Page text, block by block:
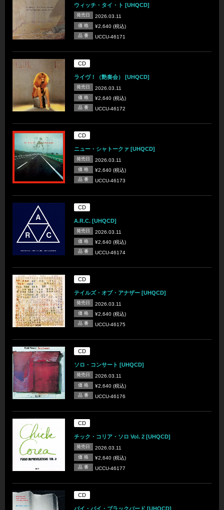
ウィッチ・タイ・ト [UHQCD]
発売日 2026.03.11
価 格 ¥2,640 (税込)
品 番 UCCU-46171
CD
ライヴ！（艶奏会） [UHQCD]
発売日 2026.03.11
価 格 ¥2,640 (税込)
品 番 UCCU-46172
CD
ニュー・シャトークァ [UHQCD]
発売日 2026.03.11
価 格 ¥2,640 (税込)
品 番 UCCU-46173
CD
A.R.C. [UHQCD]
発売日 2026.03.11
価 格 ¥2,640 (税込)
品 番 UCCU-46174
CD
テイルズ・オブ・アナザー [UHQCD]
発売日 2026.03.11
価 格 ¥2,640 (税込)
品 番 UCCU-46175
CD
ソロ・コンサート [UHQCD]
発売日 2026.03.11
価 格 ¥2,640 (税込)
品 番 UCCU-46176
CD
チック・コリア・ソロ Vol. 2 [UHQCD]
発売日 2026.03.11
価 格 ¥2,640 (税込)
品 番 UCCU-46177
CD
バイ・バイ・ブラックバード [UHQCD]